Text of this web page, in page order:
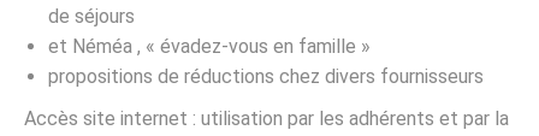
de séjours
et Néméa , « évadez-vous en famille »
propositions de réductions chez divers fournisseurs
Accès site internet : utilisation par les adhérents et par la